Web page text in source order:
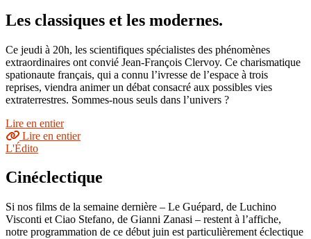
Les classiques et les modernes.
Ce jeudi à 20h, les scientifiques spécialistes des phénomènes
extraordinaires ont convié Jean-François Clervoy. Ce charismatique
spationaute français, qui a connu l’ivresse de l’espace à trois
reprises, viendra animer un débat consacré aux possibles vies
extraterrestres. Sommes-nous seuls dans l’univers ?
Lire en entier
Lire en entier
L'Édito
Cinéclectique
Si nos films de la semaine dernière – Le Guépard, de Luchino
Visconti et Ciao Stefano, de Gianni Zanasi – restent à l’affiche,
notre programmation de ce début juin est particulièrement éclectique